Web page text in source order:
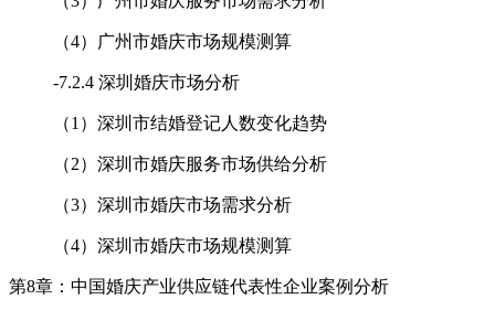
（4）广州市婚庆市场规模测算
-7.2.4 深圳婚庆市场分析
（1）深圳市结婚登记人数变化趋势
（2）深圳市婚庆服务市场供给分析
（3）深圳市婚庆市场需求分析
（4）深圳市婚庆市场规模测算
第8章：中国婚庆产业供应链代表性企业案例分析